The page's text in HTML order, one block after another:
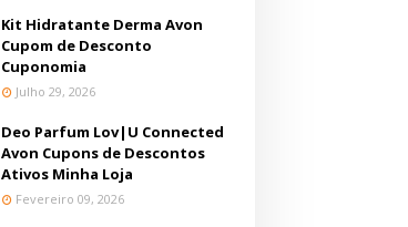
Kit Hidratante Derma Avon
Cupom de Desconto
Cuponomia
Julho 29, 2026
Deo Parfum Lov|U Connected
Avon Cupons de Descontos
Ativos Minha Loja
Fevereiro 09, 2026